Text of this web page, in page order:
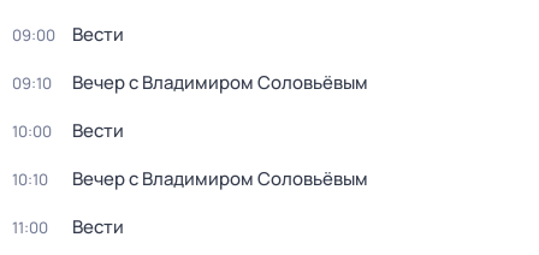
09:00 Вести
09:10 Вечер с Владимиром Соловьёвым
10:00 Вести
10:10 Вечер с Владимиром Соловьёвым
11:00 Вести